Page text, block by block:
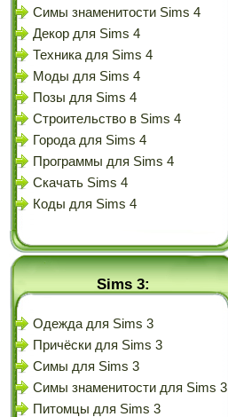
Симы знаменитости Sims 4
Декор для Sims 4
Техника для Sims 4
Моды для Sims 4
Позы для Sims 4
Строительство в Sims 4
Города для Sims 4
Программы для Sims 4
Скачать Sims 4
Коды для Sims 4
Sims 3:
Одежда для Sims 3
Причёски для Sims 3
Симы для Sims 3
Симы знаменитости для Sims 3
Питомцы для Sims 3